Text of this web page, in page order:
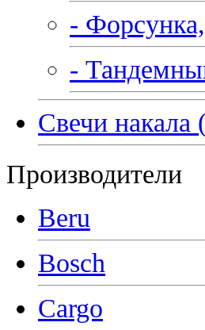
-
-
Свечи накала
Производители
Beru
Bosch
Cargo